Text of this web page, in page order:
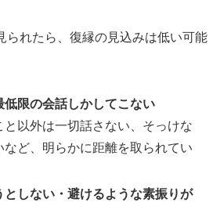
られたら、復縁の見込みは低い可能
低限の会話しかしてこない
以外は一切話さない、そっけな
など、明らかに距離を取られてい
としない・避けるような素振りが